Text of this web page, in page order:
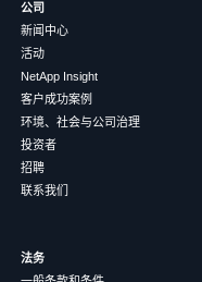
公司
新闻中心
活动
NetApp Insight
客户成功案例
环境、社会与公司治理
投资者
招聘
联系我们
法务